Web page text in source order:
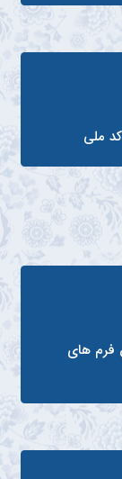
ملی
فرم های